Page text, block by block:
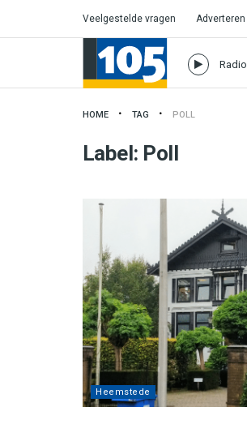
Veelgestelde vragen Adverteren
Radio
HOME TAG POLL
Label: Poll
Heemstede